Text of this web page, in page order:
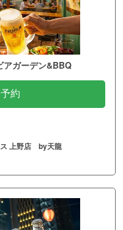
アガーデン&BBQ
約
ス 上野店 by天龍